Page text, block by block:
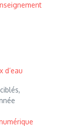
d’eau